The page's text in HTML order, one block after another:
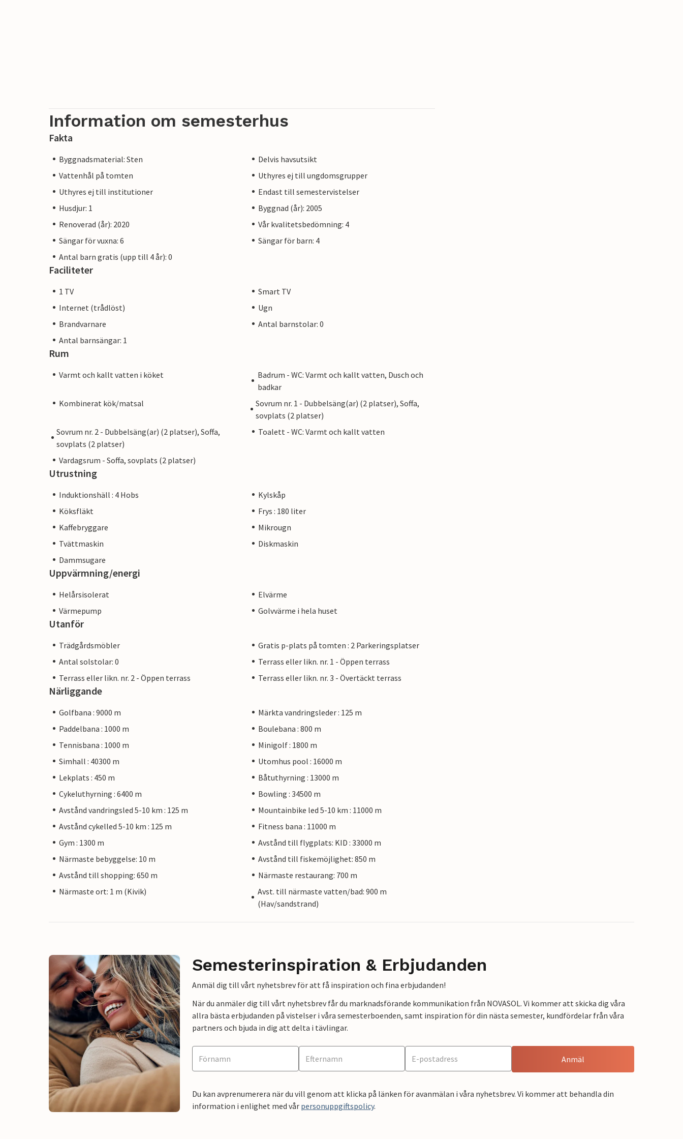
Information om semesterhus
Fakta
Byggnadsmaterial: Sten
Delvis havsutsikt
Vattenhål på tomten
Uthyres ej till ungdomsgrupper
Uthyres ej till institutioner
Endast till semestervistelser
Husdjur: 1
Byggnad (år): 2005
Renoverad (år): 2020
Vår kvalitetsbedömning: 4
Sängar för vuxna: 6
Sängar för barn: 4
Antal barn gratis (upp till 4 år): 0
Faciliteter
1 TV
Smart TV
Internet (trådlöst)
Ugn
Brandvarnare
Antal barnstolar: 0
Antal barnsängar: 1
Rum
Varmt och kallt vatten i köket
Badrum - WC: Varmt och kallt vatten, Dusch och
badkar
Kombinerat kök/matsal
Sovrum nr. 1 - Dubbelsäng(ar) (2 platser), Soffa,
sovplats (2 platser)
Sovrum nr. 2 - Dubbelsäng(ar) (2 platser), Soffa,
sovplats (2 platser)
Toalett - WC: Varmt och kallt vatten
Vardagsrum - Soffa, sovplats (2 platser)
Utrustning
Induktionshäll : 4 Hobs
Kylskåp
Köksfläkt
Frys : 180 liter
Kaffebryggare
Mikrougn
Tvättmaskin
Diskmaskin
Dammsugare
Uppvärmning/energi
Helårsisolerat
Elvärme
Värmepump
Golvvärme i hela huset
Utanför
Trädgårdsmöbler
Gratis p-plats på tomten : 2 Parkeringsplatser
Antal solstolar: 0
Terrass eller likn. nr. 1 - Öppen terrass
Terrass eller likn. nr. 2 - Öppen terrass
Terrass eller likn. nr. 3 - Övertäckt terrass
Närliggande
Golfbana : 9000 m
Märkta vandringsleder : 125 m
Paddelbana : 1000 m
Boulebana : 800 m
Tennisbana : 1000 m
Minigolf : 1800 m
Simhall : 40300 m
Utomhus pool : 16000 m
Lekplats : 450 m
Båtuthyrning : 13000 m
Cykeluthyrning : 6400 m
Bowling : 34500 m
Avstånd vandringsled 5-10 km : 125 m
Mountainbike led 5-10 km : 11000 m
Avstånd cykelled 5-10 km : 125 m
Fitness bana : 11000 m
Gym : 1300 m
Avstånd till flygplats: KID : 33000 m
Närmaste bebyggelse: 10 m
Avstånd till fiskemöjlighet: 850 m
Avstånd till shopping: 650 m
Närmaste restaurang: 700 m
Närmaste ort: 1 m (Kivik)
Avst. till närmaste vatten/bad: 900 m
(Hav/sandstrand)
Semesterinspiration & Erbjudanden
Anmäl dig till vårt nyhetsbrev för att få inspiration och fina erbjudanden!
När du anmäler dig till vårt nyhetsbrev får du marknadsförande kommunikation från NOVASOL. Vi kommer att skicka dig våra
allra bästa erbjudanden på vistelser i våra semesterboenden, samt inspiration för din nästa semester, kundfördelar från våra
partners och bjuda in dig att delta i tävlingar.
Anmäl
Du kan avprenumerera när du vill genom att klicka på länken för avanmälan i våra nyhetsbrev. Vi kommer att behandla din
information i enlighet med vår personuppgiftspolicy.